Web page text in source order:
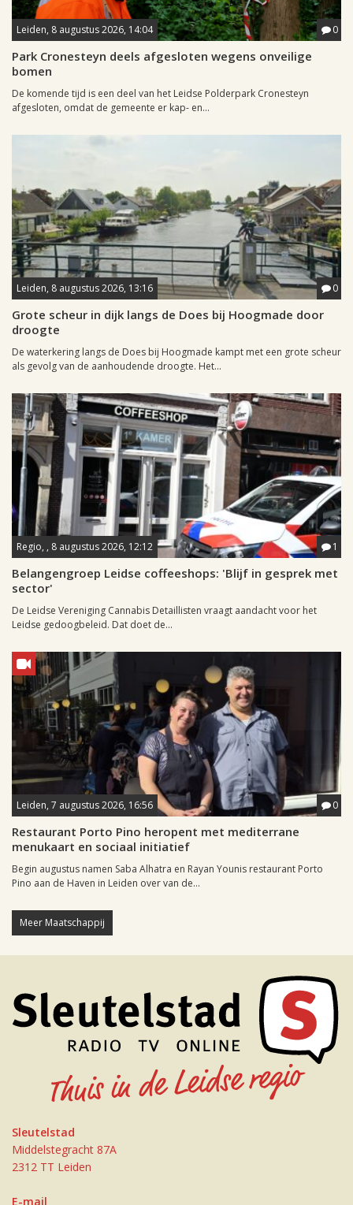
Leiden, 8 augustus 2026, 14:04 0
Park Cronesteyn deels afgesloten wegens onveilige
bomen
De komende tijd is een deel van het Leidse Polderpark Cronesteyn
afgesloten, omdat de gemeente er kap- en...
Leiden, 8 augustus 2026, 13:16 0
Grote scheur in dijk langs de Does bij Hoogmade door
droogte
De waterkering langs de Does bij Hoogmade kampt met een grote scheur
als gevolg van de aanhoudende droogte. Het...
Regio, , 8 augustus 2026, 12:12 1
Belangengroep Leidse coffeeshops: 'Blijf in gesprek met
sector'
De Leidse Vereniging Cannabis Detaillisten vraagt aandacht voor het
Leidse gedoogbeleid. Dat doet de...
Leiden, 7 augustus 2026, 16:56 0
Restaurant Porto Pino heropent met mediterrane
menukaart en sociaal initiatief
Begin augustus namen Saba Alhatra en Rayan Younis restaurant Porto
Pino aan de Haven in Leiden over van de...
Meer Maatschappij
Sleutelstad
Middelstegracht 87A
2312 TT Leiden
E-mail